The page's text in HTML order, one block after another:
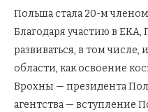
Польша стала 20-м
Благодаря участию в
развиваться, в том
области, как освоение
Врохны — президента
агентства —